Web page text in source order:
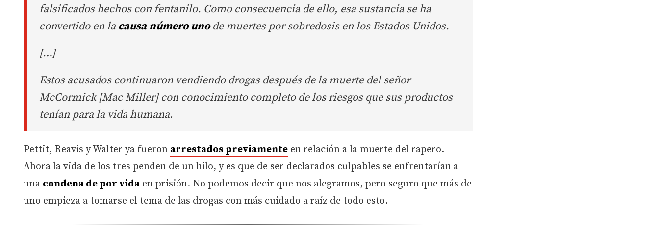
falsificados hechos con fentanilo. Como consecuencia de ello, esa sustancia se ha
convertido en la causa número unode muertes por sobredosis en los Estados Unidos.
[…]
Estos acusados continuaron vendiendo drogas después de la muerte del señor
McCormick [Mac Miller] con conocimiento completo de los riesgos que sus productos
tenían para la vida humana.
Pettit, Reavis y Walter ya fueron arrestados previamente en relación a la muerte del rapero.
Ahora la vida de los tres penden de un hilo, y es que de ser declarados culpables se enfrentarían a
una condena de por vida en prisión. No podemos decir que nos alegramos, pero seguro que más de
uno empieza a tomarse el tema de las drogas con más cuidado a raíz de todo esto.